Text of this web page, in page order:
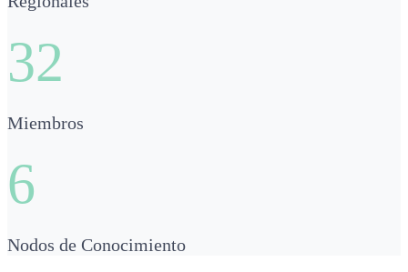
32
Miembros
6
Nodos de Conocimiento